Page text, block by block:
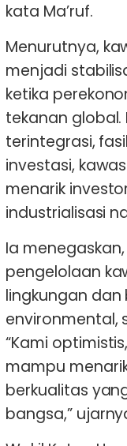
kata Ma’ruf.
Menurutnya,
menjadi
ketika
tekanan
terintegrasi,
investasi,
menarik
industrialisasi
Ia
pengelolaan
lingkungan
environmental,
“Kami
mampu
berkualitas
bangsa,”